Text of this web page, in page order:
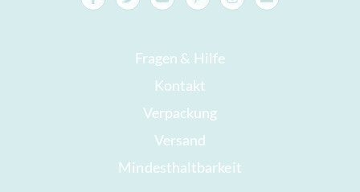
Fragen & Hilfe
Kontakt
Verpackung
Versand
Mindesthaltbarkeit